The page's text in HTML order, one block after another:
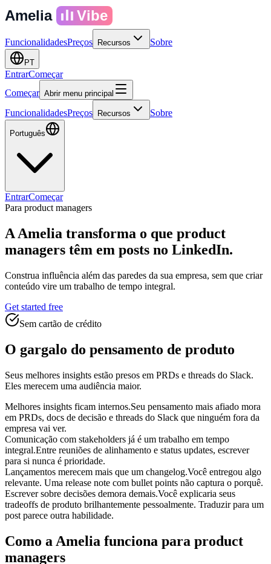
Amelia Vibe
FuncionalidadesPreços Recursos Sobre
PT
EntrarComeçar
Começar Abrir menu principal
FuncionalidadesPreços Recursos Sobre
Português
EntrarComeçar
Para product managers
A Amelia transforma o que product
managers têm em posts no LinkedIn.
Construa influência além das paredes da sua empresa, sem que criar
conteúdo vire um trabalho de tempo integral.
Get started free
Sem cartão de crédito
O gargalo do pensamento de produto
Seus melhores insights estão presos em PRDs e threads do Slack.
Eles merecem uma audiência maior.
Melhores insights ficam internos.Seu pensamento mais afiado mora
em PRDs, docs de decisão e threads do Slack que ninguém fora da
empresa vai ver.
Comunicação com stakeholders já é um trabalho em tempo
integral.Entre reuniões de alinhamento e status updates, escrever
para si nunca é prioridade.
Lançamentos merecem mais que um changelog.Você entregou algo
relevante. Uma release note com bullet points não captura o porquê.
Escrever sobre decisões demora demais.Você explicaria seus
tradeoffs de produto brilhantemente pessoalmente. Traduzir para um
post parece outra habilidade.
Como a Amelia funciona para product
managers